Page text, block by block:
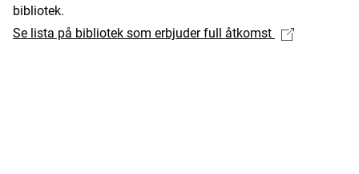
bibliotek.
Se lista på bibliotek som erbjuder full åtkomst